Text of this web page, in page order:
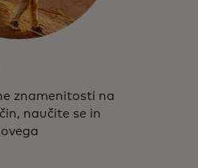
znamenitosti na
naučite se in